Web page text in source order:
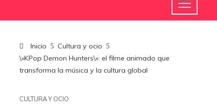
Inicio
Cultura y ocio
\»KPop Demon Hunters\»: el filme animado que
transforma la música y la cultura global
CULTURA Y OCIO